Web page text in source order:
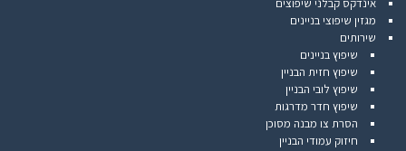
b
o
o
t
e
r
l
e
אינדקס קבלני שיפוצים
מגזין שיפוצי בניינים
שירותים
שיפוץ בניינים
שיפוץ חזית הבניין
שיפוץ לובי הבניין
שיפוץ חדר מדרגות
הסרת צו מבנה מסוכן
חיזוק עמודי הבניין